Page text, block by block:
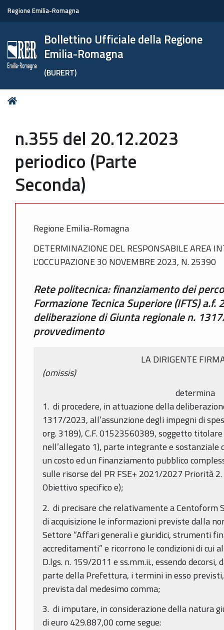
Regione Emilia-Romagna
Bollettino Ufficiale della Regione
Emilia-Romagna
(BURERT)
Tu
n.355 del 20.12.2023
periodico (Parte
Seconda)
Regione Emilia-Romagna
DETERMINAZIONE DEL RESPONSABILE AREA
L'OCCUPAZIONE 30 NOVEMBRE 2023, N. 25390
Rete politecnica: finanziamento dei
Formazione Tecnica Superiore (IFTS)
deliberazione di Giunta regionale n.
provvedimento
LA DIRIGENTE
(omissis)
determina
1. di procedere, in attuazione della
1317/2023, all’assunzione degli impegni di
org. 3189), C.F. 01523560389, soggetto
nell’allegato 1), parte integrante e
un costo ed un finanziamento pubblico
sulle risorse del PR FSE+ 2021/2027 Priorità
Obiettivo specifico e);
2. di precisare che relativamente a Centoform
di acquisizione le informazioni previste dalla
Settore “Affari generali e giuridici, strumenti
accreditamenti” e ricorrono le condizioni di cui
D.lgs. n. 159/2011 e ss.mm.ii., essendo
parte della Prefettura, i termini in esso
prevista dal medesimo comma;
3. di imputare, in considerazione della natura
di euro 429.887,00 come segue: